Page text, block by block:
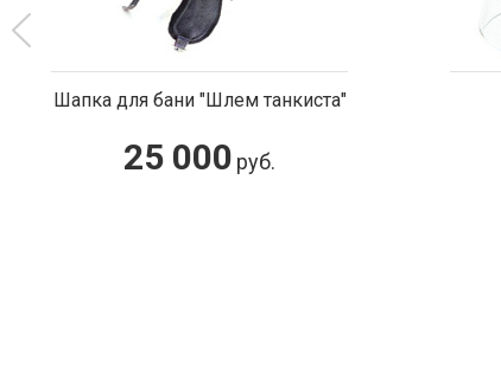
Набор ритонов «Танк»
10 000